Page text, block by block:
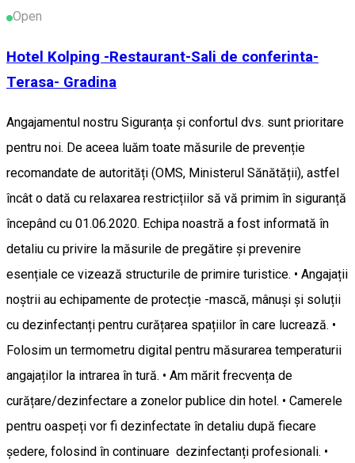
Open
Hotel Kolping -Restaurant-Sali de conferinta-
Terasa- Gradina
Angajamentul nostru Siguranța și confortul dvs. sunt prioritare
pentru noi. De aceea luăm toate măsurile de prevenție
recomandate de autorități (OMS, Ministerul Sănătății), astfel
încât o dată cu relaxarea restricțiilor să vă primim în siguranță
începând cu 01.06.2020. Echipa noastră a fost informată în
detaliu cu privire la măsurile de pregătire și prevenire
esențiale ce vizează structurile de primire turistice. • Angajații
noștrii au echipamente de protecție -mască, mânuși și soluții
cu dezinfectanți pentru curățarea spațiilor în care lucrează. •
Folosim un termometru digital pentru măsurarea temperaturii
angajaților la intrarea în tură. • Am mărit frecvența de
curățare/dezinfectare a zonelor publice din hotel. • Camerele
pentru oaspeți vor fi dezinfectate în detaliu după fiecare
ședere, folosind în continuare dezinfectanți profesionali. •